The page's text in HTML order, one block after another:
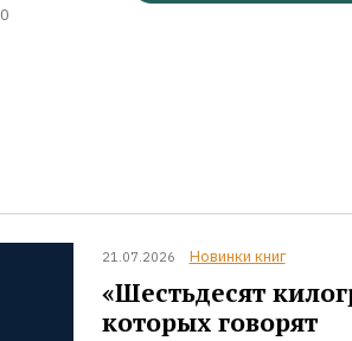
0
21.07.2026 Новинки книг
«Шестьдесят
которых говорят